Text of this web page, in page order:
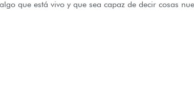
que está vivo y que sea capaz de decir cosas